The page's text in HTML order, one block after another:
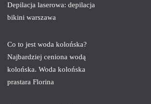
Depilacja laserowa: depilacja
bikini warszawa
Co to jest woda kolońska?
Najbardziej ceniona wodą
kolońska. Woda kolońska
prastara Florina